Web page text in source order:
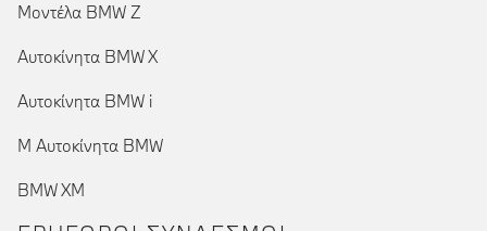
Μοντέλα BMW Z
Αυτοκίνητα BMW X
Αυτοκίνητα BMW i
Μ Αυτοκίνητα BMW
BMW XM